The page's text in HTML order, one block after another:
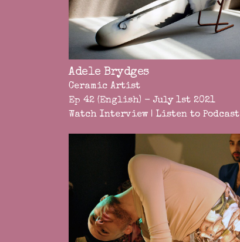
Adele Brydges
Ceramic Artist
Ep 42 (English) - July 1st 2021
Watch Interview | Listen to Podcast